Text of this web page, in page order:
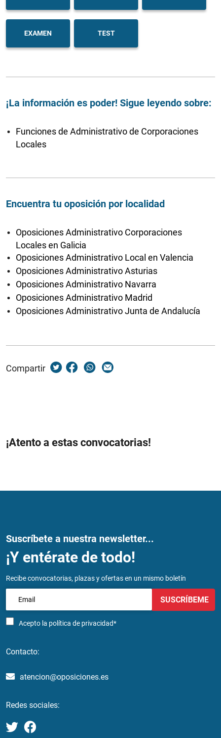
EXAMEN TEST
¡La información es poder! Sigue leyendo sobre:
Funciones de Administrativo de Corporaciones
Locales
Encuentra tu oposición por localidad
Oposiciones Administrativo Corporaciones
Locales en Galicia
Oposiciones Administrativo Local en Valencia
Oposiciones Administrativo Asturias
Oposiciones Administrativo Navarra
Oposiciones Administrativo Madrid
Oposiciones Administrativo Junta de Andalucía
Compartir
¡Atento a estas convocatorias!
Suscríbete a nuestra newsletter...
¡Y entérate de todo!
Recibe convocatorias, plazas y ofertas en un mismo boletín
Acepto la política de privacidad*
SUSCRÍBEME
Contacto:
atencion@oposiciones.es
Redes sociales: